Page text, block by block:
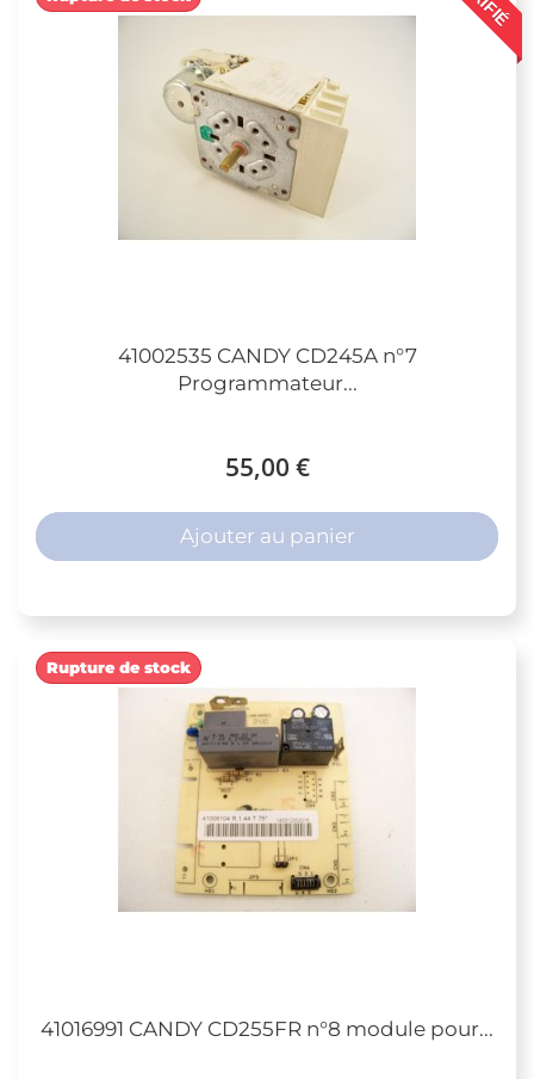
41002535 CANDY CD245A n°7
Programmateur...
55,00 €
Ajouter au panier
41016991 CANDY CD255FR n°8 module pour...
Rupture de stock